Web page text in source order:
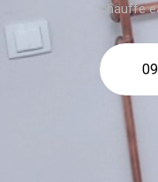
chauffe